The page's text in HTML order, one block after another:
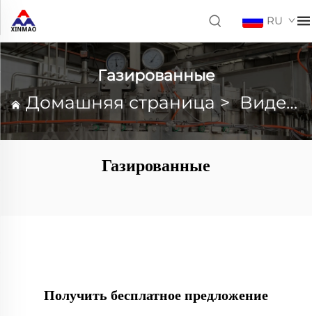
RU
Газированные
Домашняя страница >Видео
Газированные
Получить бесплатное предложение